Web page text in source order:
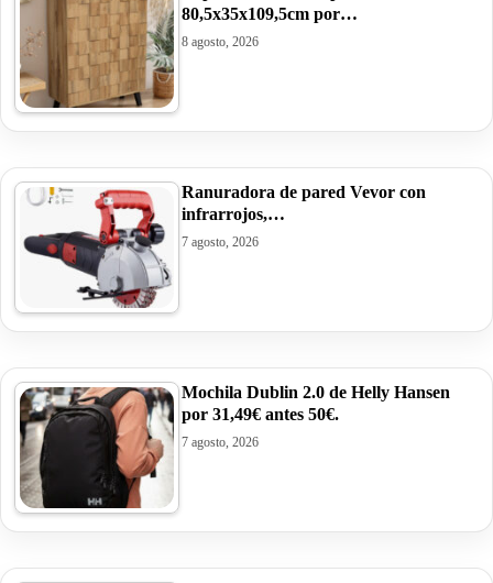
80,5x35x109,5cm por…
8 agosto, 2026
Ranuradora de pared Vevor con
infrarrojos,…
7 agosto, 2026
Mochila Dublin 2.0 de Helly Hansen
por 31,49€ antes 50€.
7 agosto, 2026